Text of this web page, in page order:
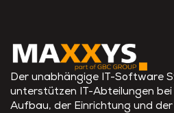
Der unabhängige IT-Software
unterstützen IT-Abteilungen bei
Aufbau, der Einrichtung und